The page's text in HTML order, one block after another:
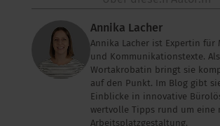
Annika Lacher
Annika Lacher ist Expertin für
und Kommunikationstexte. Als
Wortakrobatin bringt sie
auf den Punkt. Im Blog gibt
Einblicke in innovative
wertvolle Tipps rund um eine
Arbeitsplatzgestaltung.